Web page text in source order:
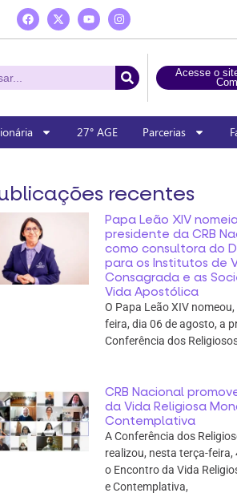
Acesse o
27° AGE Parcerias
recentes
Papa Leão XIV
presidente da CRB
como consultora do
para os Institutos de
Consagrada e as
Vida Apostólica
O Papa Leão XIV
feira, dia 06 de agosto, a
Conferência dos
CRB Nacional
da Vida Religiosa
Contemplativa
A Conferência dos
realizou, nesta terça-feira,
o Encontro da Vida
e Contemplativa,